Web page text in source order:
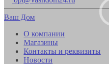
Ваш Дом
О компании
Магазины
Контакты и реквизиты
Новости